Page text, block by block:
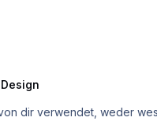
dir verwendet, weder